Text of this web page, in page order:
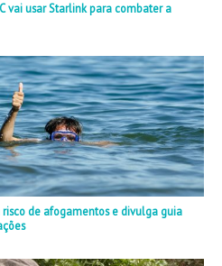
vai usar Starlink para combater a
risco de afogamentos e divulga guia